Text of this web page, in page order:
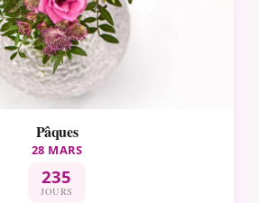
Pâques
28 MARS
235
JOURS